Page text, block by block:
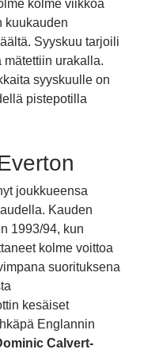
kolme viikkoa
kuukauden
Syyskuu tarjoili
urakalla.
syyskuulle on
pistepotilla
joukkueensa
Kauden
1993/94, kun
kolme voittoa
suorituksena
kesäiset
Englannin
Calvert-